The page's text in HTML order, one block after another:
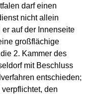
darf einen
nicht allein
auf der Innenseite
großflächige
2. Kammer des
mit Beschluss
entschieden;
den